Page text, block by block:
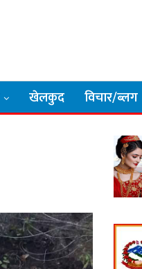
खेलकुद विचार/ब्लग